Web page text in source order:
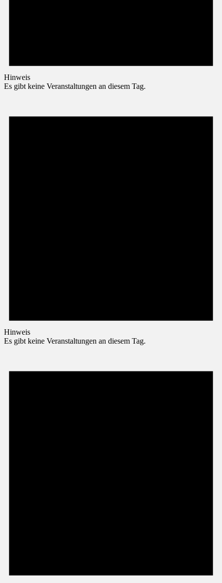
Hinweis
Es gibt keine Veranstaltungen an diesem Tag.
Hinweis
Es gibt keine Veranstaltungen an diesem Tag.